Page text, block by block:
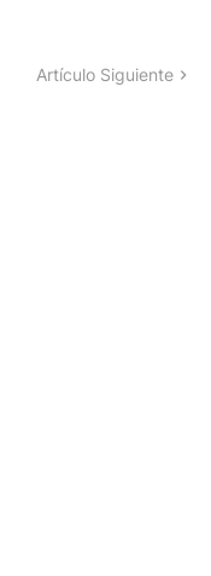
Artículo Siguiente